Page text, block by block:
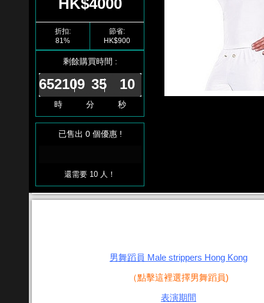
HK$4000
折扣:
81%
節省:
HK$900
剩餘購買時間 :
652109 35 10
時 分 秒
已售出 0 個優惠 !
還需要 10 人！
男舞蹈員 Male strippers Hong Kong
（點擊這裡選擇男舞蹈員)
表演期間